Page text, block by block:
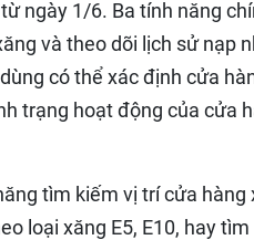
ngày 1/6. Ba tính năng
và theo dõi lịch sử nạp
có thể xác định cửa
trạng hoạt động của cửa
tìm kiếm vị trí cửa
loại xăng E5, E10, hay